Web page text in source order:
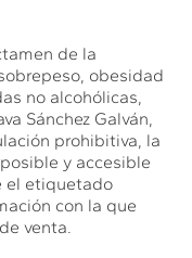
de la
obesidad
no alcohólicas,
Sánchez Galván,
prohibitiva, la
y accesible
el etiquetado
con la que
venta.